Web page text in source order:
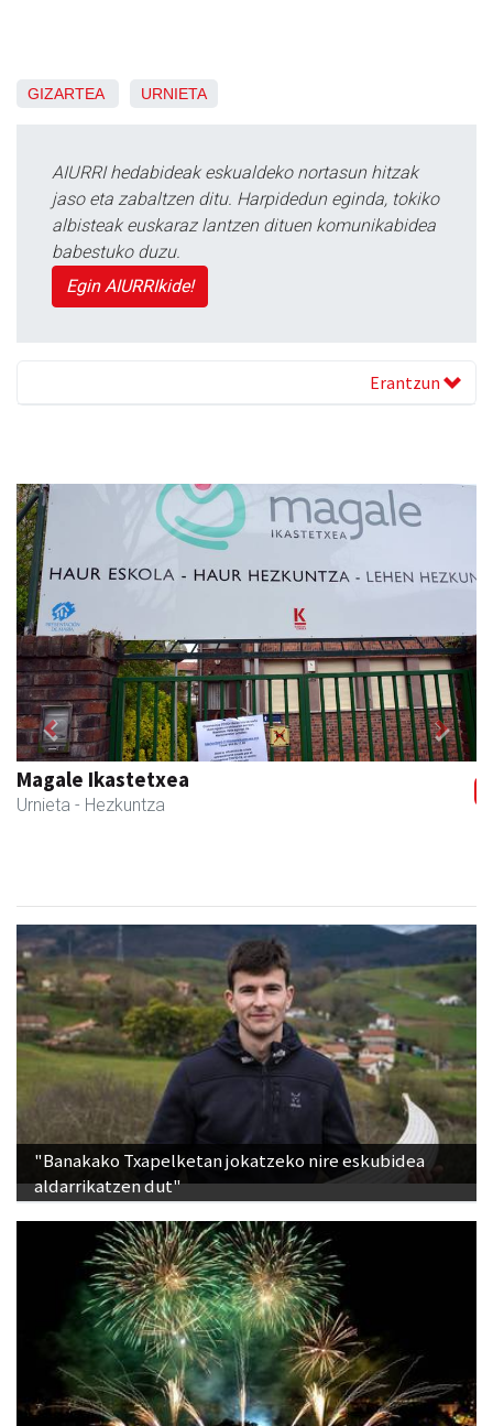
GIZARTEA URNIETA
AIURRI hedabideak eskualdeko nortasun hitzak
jaso eta zabaltzen ditu. Harpidedun eginda, tokiko
albisteak euskaraz lantzen dituen komunikabidea
babestuko duzu.
Egin AIURRIkide!
Erantzun
Urnietako AEK euskaltegia
Urnieta - Euskaltegiak
Previous Next
"Banakako Txapelketan jokatzeko nire eskubidea
aldarrikatzen dut"